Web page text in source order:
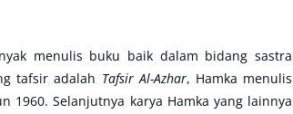
menulis buku baik dalam bidang sastra
tafsir adalah Tafsir Al-Azhar, Hamka menulis
Selanjutnya karya Hamka yang lainnya